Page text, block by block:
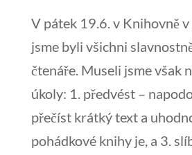
V pátek 19.6. v Knihovně v
jsme byli všichni
čtenáře. Museli jsme však
úkoly: 1. předvést –
přečíst krátký text a
pohádkové knihy je, a 3.